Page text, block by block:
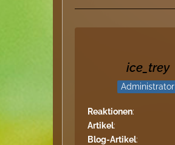
ice_trey
Administrator
Reaktionen
Artikel
Blog-Artikel